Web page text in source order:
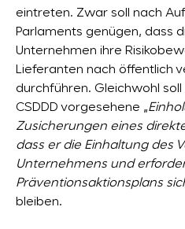
eintreten. Zwar soll nach
Parlaments genügen, dass
Unternehmen ihre
Lieferanten nach öffentlich
durchführen. Gleichwohl soll
CSDDD vorgesehene „
Zusicherungen eines
dass er die Einhaltung des
Unternehmens und
Präventionsaktionsplans
bleiben.